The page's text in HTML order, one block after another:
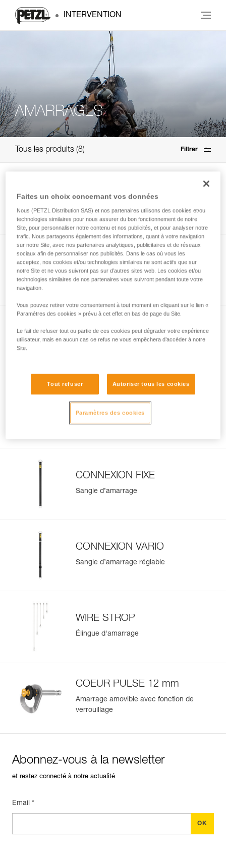
INTERVENTION
AMARRAGES
Tous les produits 8 Filtrer
SWIVEL S
Émerillon compact
PAW
ANNEAU
CONNEXION FIXE
Sangle d’amarrage
CONNEXION VARIO
Sangle d’amarrage réglable
WIRE STROP
Élingue d'amarrage
COEUR PULSE 12 mm
Amarrage amovible avec fonction de
verrouillage
Abonnez-vous à la newsletter
et restez connecté à notre actualité
Email *
Faites un choix concernant vos données
Nous (PETZL Distribution SAS) et nos partenaires utilisons des cookies et/ou
technologies similaires pour nous assurer du bon fonctionnement de notre
Site, pour personnaliser notre contenu et nos publicités, et pour analyser notre
trafic. Nous partageons également des informations, quant à votre navigation
sur notre Site, avec nos partenaires analytiques, publicitaires et de réseaux
sociaux afin de personnaliser nos publicités. Dans le cas où vous les
acceptez, nos cookies et/ou technologies similaires ne sont actifs que sur
notre Site et ne vous suivront pas sur d’autres sites web. Les cookies et/ou
technologies similaires de nos partenaires vous suivront pendant toute votre
navigation.
Vous pouvez retirer votre consentement à tout moment en cliquant sur le lien «
Paramètres des cookies » prévu à cet effet en bas de page du Site.
Le fait de refuser tout ou partie de ces cookies peut dégrader votre expérience
utilisateur, mais en aucun cas ce refus ne vous empêchera d’accéder à notre
Site.
Tout refuser Autoriser tous les cookies
Paramètres des cookies